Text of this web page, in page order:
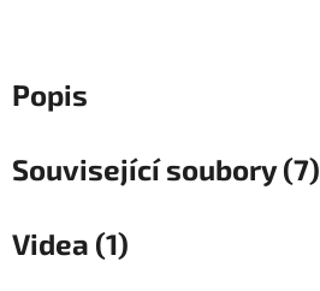
Popis
Související soubory (7)
Videa (1)